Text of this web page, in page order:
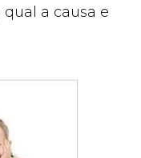
a causa e